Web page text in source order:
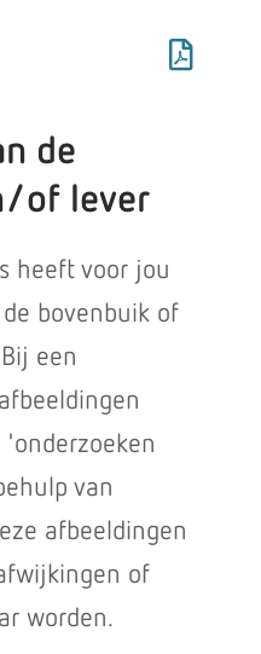
de
of lever
heeft voor jou
bovenbuik of
een
van
afbeeldingen
of
worden.